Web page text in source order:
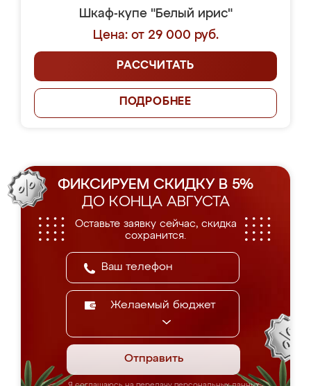
Шкаф-купе "Белый ирис"
Цена: от 29 000 руб.
РАССЧИТАТЬ
ПОДРОБНЕЕ
ФИКСИРУЕМ СКИДКУ В 5%
ДО КОНЦА АВГУСТА
Оставьте заявку сейчас, скидка
сохранится.
Желаемый бюджет
Отправить